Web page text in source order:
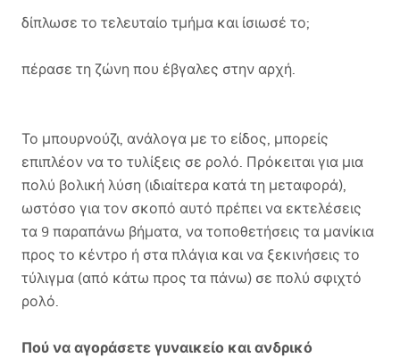
δίπλωσε το τελευταίο τμήμα και ίσιωσέ το;
πέρασε τη ζώνη που έβγαλες στην αρχή.
Το μπουρνούζι, ανάλογα με το είδος, μπορείς
επιπλέον να το τυλίξεις σε ρολό. Πρόκειται για μια
πολύ βολική λύση (ιδιαίτερα κατά τη μεταφορά),
ωστόσο για τον σκοπό αυτό πρέπει να εκτελέσεις
τα 9 παραπάνω βήματα, να τοποθετήσεις τα μανίκια
προς το κέντρο ή στα πλάγια και να ξεκινήσεις το
τύλιγμα (από κάτω προς τα πάνω) σε πολύ σφιχτό
ρολό.
Πού να αγοράσετε γυναικείο και ανδρικό